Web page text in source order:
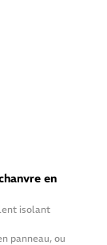
en
isolant
panneau, ou